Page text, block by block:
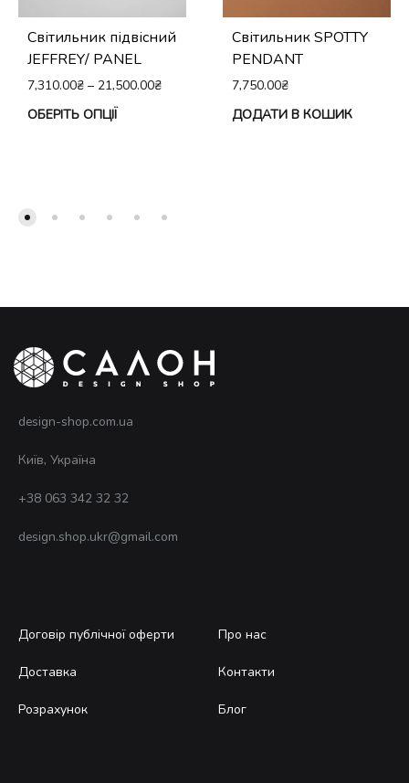
Світильник підвісний
JEFFREY/ PANEL
7,310.00₴ – 21,500.00₴
ОБЕРІТЬ ОПЦІЇ
сторінці
товару
Світильник SPOTTY
PENDANT
7,750.00₴
ДОДАТИ В КОШИК
design-shop.com.ua
Київ, Україна
+38 063 342 32 32
design.shop.ukr@gmail.com
Договір публічної оферти
Доставка
Розрахунок
Про нас
Контакти
Блог